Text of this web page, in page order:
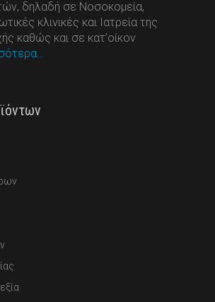
δηλαδή σε Νοσοκομεία,
κλινικές και Ιατρεία της
καθώς και σε κατ’οίκον